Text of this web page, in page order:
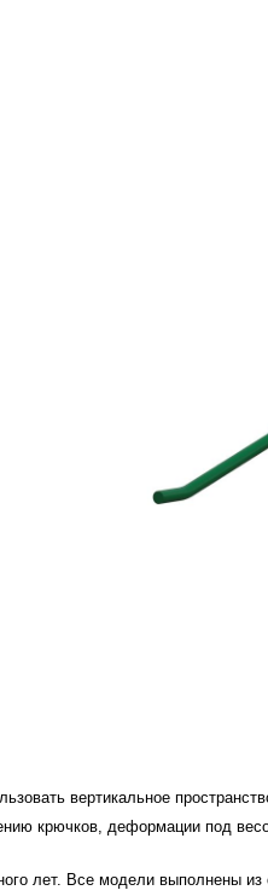
вертикальное
крючков, деформации под
лет. Все модели выполнены из